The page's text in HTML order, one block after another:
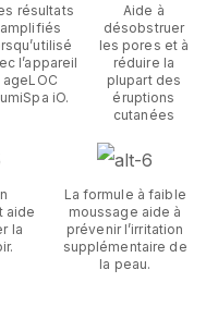
résultats
amplifiés
l’appareil
ageLOC
iO.
Aide à
désobstruer
les pores et à
réduire la
plupart des
éruptions
cutanées
aide
la
La formule à faible
moussage aide à
prévenir l’irritation
supplémentaire de
la peau.